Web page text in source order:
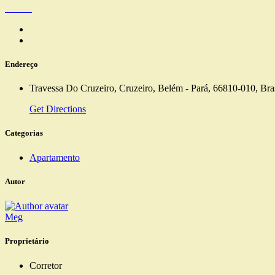
Endereço
Travessa Do Cruzeiro, Cruzeiro, Belém - Pará, 66810-010,
Get Directions
Categorias
Apartamento
Autor
Meg
Proprietário
Corretor